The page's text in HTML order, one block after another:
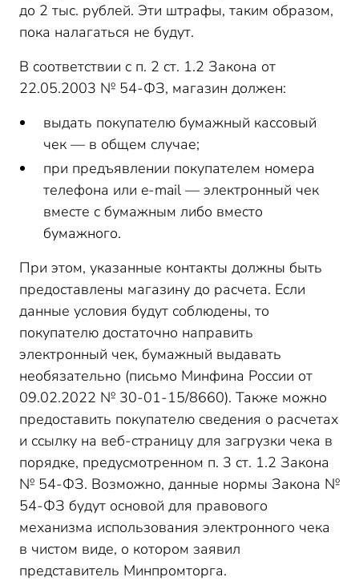
до 2 тыс. рублей. Эти штрафы, таким образом,
пока налагаться не будут.
В соответствии с п. 2 ст. 1.2 Закона от
22.05.2003 № 54-ФЗ, магазин должен:
выдать покупателю бумажный кассовый
чек — в общем случае;
при предъявлении покупателем номера
телефона или e-mail — электронный чек
вместе с бумажным либо вместо
бумажного.
При этом, указанные контакты должны быть
предоставлены магазину до расчета. Если
данные условия будут соблюдены, то
покупателю достаточно направить
электронный чек, бумажный выдавать
необязательно (письмо Минфина России от
09.02.2022 № 30-01-15/8660). Также можно
предоставить покупателю сведения о расчетах
и ссылку на веб-страницу для загрузки чека в
порядке, предусмотренном п. 3 ст. 1.2 Закона
№ 54-ФЗ. Возможно, данные нормы Закона №
54-ФЗ будут основой для правового
механизма использования электронного чека
в чистом виде, о котором заявил
представитель Минпромторга.